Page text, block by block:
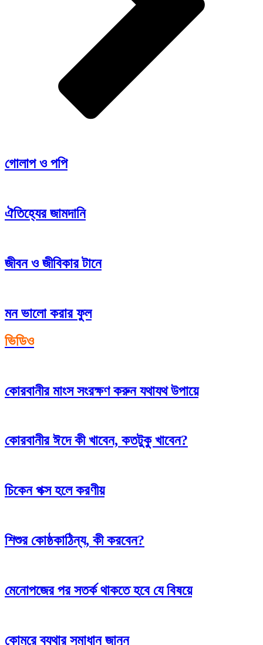
গোলাপ ও পপি
ঐতিহ্যের জামদানি
জীবন ও জীবিকার টানে
মন ভালো করার ফুল
ভিডিও
কোরবানীর মাংস সংরক্ষণ করুন যথাযথ উপায়ে
কোরবানীর ঈদে কী খাবেন, কতটুকু খাবেন?
চিকেন পক্স হলে করণীয়
শিশুর কোষ্ঠকাঠিন্য, কী করবেন?
মেনোপজের পর সতর্ক থাকতে হবে যে বিষয়ে
কোমরে ব্যথার সমাধান জানুন